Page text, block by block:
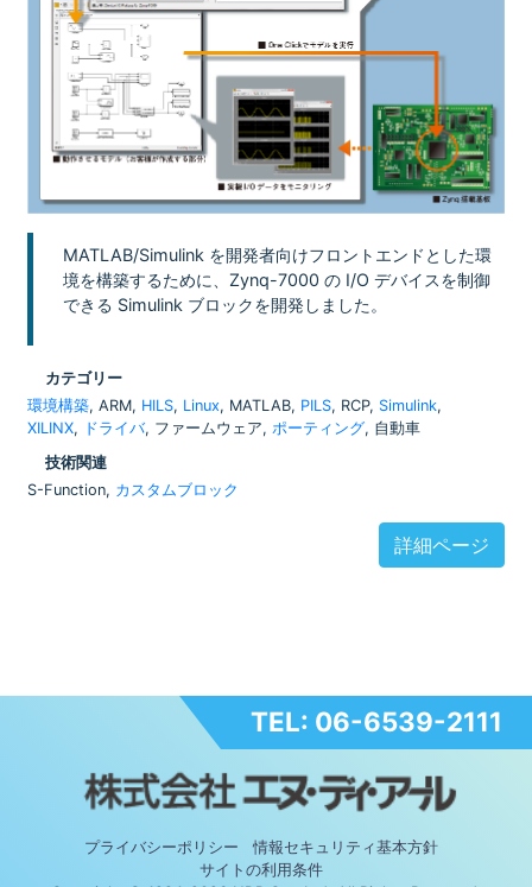
MATLAB/Simulink を開発者向けフロントエンドとした環
境を構築するために、Zynq-7000 の I/O デバイスを制御
できる Simulink ブロックを開発しました。
カテゴリー
環境構築, ARM, HILS, Linux, MATLAB, PILS, RCP, Simulink,
XILINX, ドライバ, ファームウェア, ポーティング, 自動車
技術関連
S-Function, カスタムブロック
詳細ページ
TEL: 06-6539-2111
プライバシーポリシー
情報セキュリティ基本方針
サイトの利用条件